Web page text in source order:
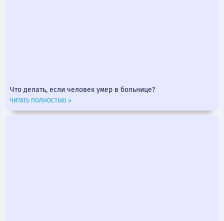
Что делать, если человек умер в больнице?
ЧИТАТЬ ПОЛНОСТЬЮ »